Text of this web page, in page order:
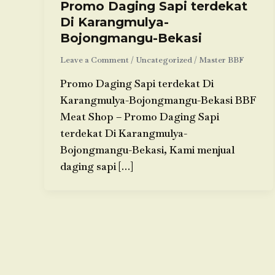
Promo Daging Sapi terdekat
Di Karangmulya-
Bojongmangu-Bekasi
Leave a Comment / Uncategorized/ Master BBF
Promo Daging Sapi terdekat Di
Karangmulya-Bojongmangu-Bekasi BBF
Meat Shop – Promo Daging Sapi
terdekat Di Karangmulya-
Bojongmangu-Bekasi, Kami menjual
daging sapi […]